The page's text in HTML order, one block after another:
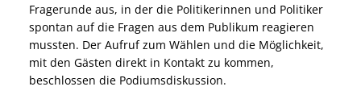
Fragerunde aus, in der die Politikerinnen und Politiker
spontan auf die Fragen aus dem Publikum reagieren
mussten. Der Aufruf zum Wählen und die Möglichkeit,
mit den Gästen direkt in Kontakt zu kommen,
beschlossen die Podiumsdiskussion.